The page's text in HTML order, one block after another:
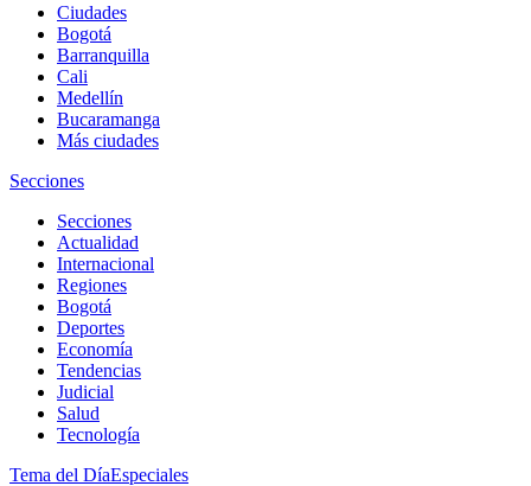
Ciudades
Bogotá
Barranquilla
Cali
Medellín
Bucaramanga
Más ciudades
Secciones
Secciones
Actualidad
Internacional
Regiones
Bogotá
Deportes
Economía
Tendencias
Judicial
Salud
Tecnología
Tema del DíaEspeciales